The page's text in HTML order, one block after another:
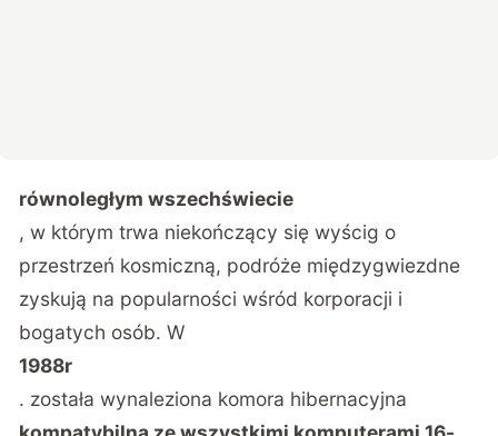
równoległym wszechświecie
, w którym trwa niekończący się wyścig o
przestrzeń kosmiczną, podróże międzygwiezdne
zyskują na popularności wśród korporacji i
bogatych osób. W
1988r
. została wynaleziona komora hibernacyjna